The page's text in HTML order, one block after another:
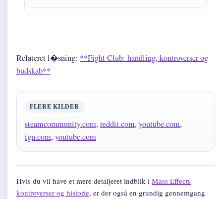
Relateret l�sning: **Fight Club: handling, kontroverser og
budskab**
FLERE KILDER
steamcommunity.com, reddit.com, youtube.com,
ign.com, youtube.com
Hvis du vil have et mere detaljeret indblik i Mass Effects
kontroverser og historie, er der også en grundig gennemgang